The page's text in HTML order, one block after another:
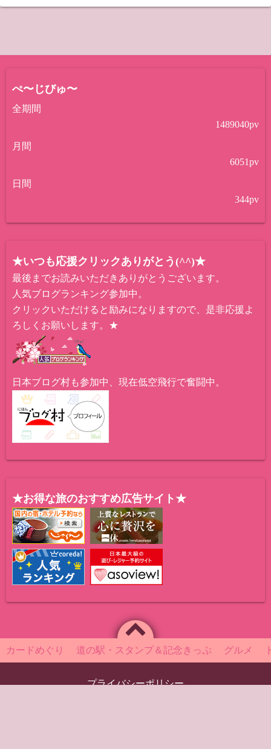
ぺ〜じびゅ〜
全期間
1489040pv
月間
6051pv
日間
344pv
★いつも応援クリックありがとう(^^)★
最後までお読みいただきありがとうございます。
人気ブログランキング参加中。
クリックいただけると励みになりますので、是非応援よ
ろしくお願いします。★
日本ブログ村も参加中、現在低空飛行で奮闘中。
★お得な旅のおすすめ広告サイト★
カードめぐり 道の駅・スタンプ＆記念きっぷ グルメ
プライバシーポリシー